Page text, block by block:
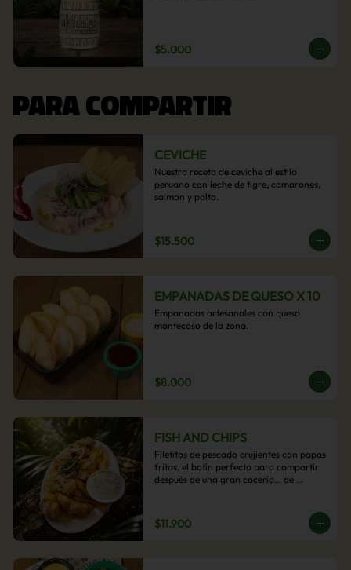
$5.000
PARA COMPARTIR
CEVICHE
Nuestra receta de ceviche al estilo
peruano con leche de tigre, camarones,
salmon y palta.
$15.500
EMPANADAS DE QUESO X 10
Empanadas artesanales con queso
mantecoso de la zona.
$8.000
FISH AND CHIPS
Filetitos de pescado crujientes con papas
fritas, el botín perfecto para compartir
después de una gran cacería… de
$11.900